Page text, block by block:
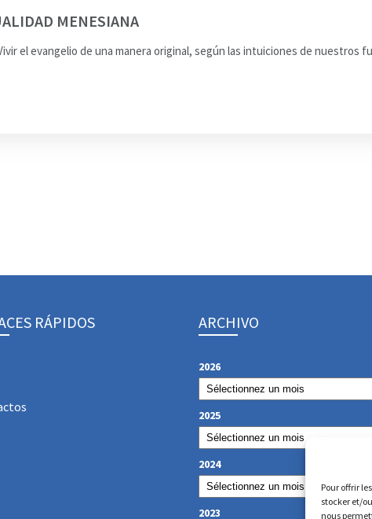
Pour offrir
stocker et/
nous
MENESIANA
el evangelio de una manera original, según las intuiciones de nuestros
RÁPIDOS ARCHIVO
2026
2025
2024
2023